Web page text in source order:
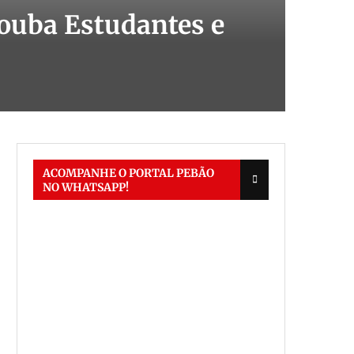
Estudantes e
ACOMPANHE O PORTAL PEBÃO
NO WHATSAPP!